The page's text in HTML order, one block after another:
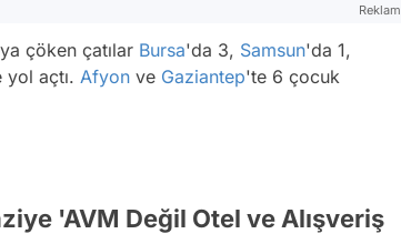
Reklam
çöken çatılar Bursa'da 3, Samsun'da 1,
açtı. Afyon ve Gaziantep'te 6 çocuk
'AVM Değil Otel ve Alışveriş